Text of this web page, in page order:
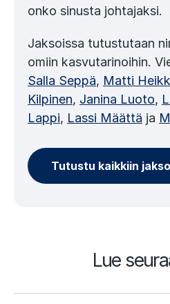
onko sinusta johtajaksi.
Jaksoissa tutustutaan
omiin kasvutarinoihin.
Salla Seppä, Matti
Kilpinen, Janina Luoto,
Lappi, Lassi Määttä ja
Tutustu kaikkiin
Lue